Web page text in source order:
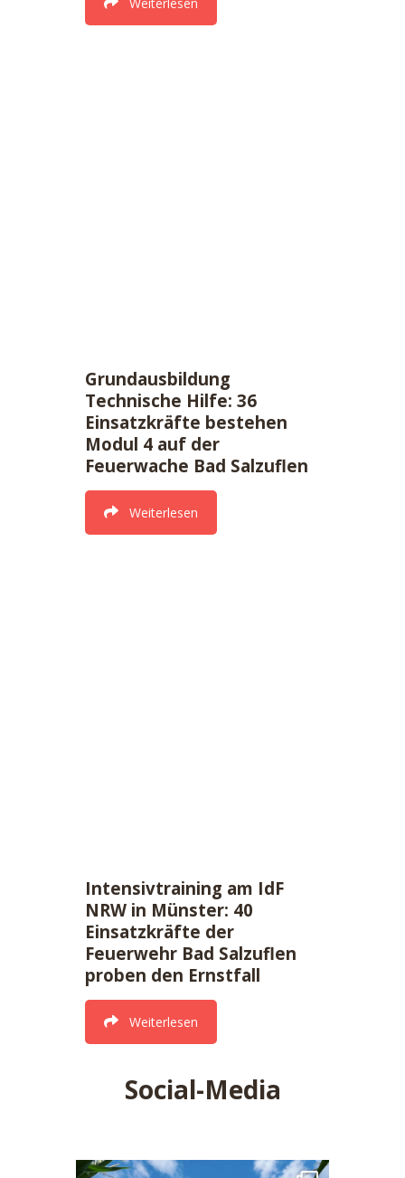
Grundausbildung
Technische Hilfe: 36
Einsatzkräfte bestehen
Modul 4 auf der
Feuerwache Bad Salzuflen
Weiterlesen
Intensivtraining am IdF
NRW in Münster: 40
Einsatzkräfte der
Feuerwehr Bad Salzuflen
proben den Ernstfall
Weiterlesen
Social-Media